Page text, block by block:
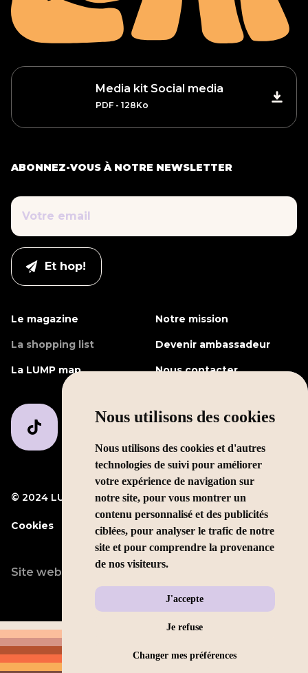
Nous utilisons des cookies
Nous utilisons des cookies et d'autres
technologies de suivi pour améliorer
votre expérience de navigation sur
notre site, pour vous montrer un
contenu personnalisé et des publicités
ciblées, pour analyser le trafic de notre
site et pour comprendre la provenance
de nos visiteurs.
J'accepte
Je refuse
Changer mes préférences
Media kit Social media
PDF - 128Ko
ABONNEZ-VOUS À NOTRE NEWSLETTER
Le magazine Notre mission
La shopping list Devenir ambassadeur
La LUMP map Nous contacter
© 2024 LUMP Media Mentions légales
Cookies
Site web conçu par LEOLEO